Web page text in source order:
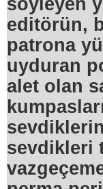
söyleyen
editörün,
patrona
uyduran
alet olan
sevdikleri